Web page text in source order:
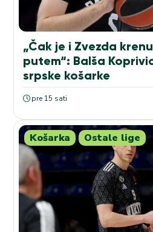
„Čak je i Zvezda
putem“: Balša
srpske košarke
pre 15 sati
Košarka Ostale lige